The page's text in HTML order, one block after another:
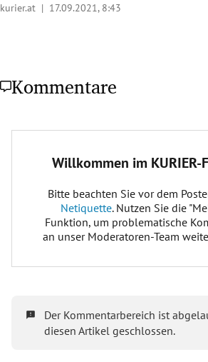
kurier.at | 17.09.2021, 8:43
Kommentare